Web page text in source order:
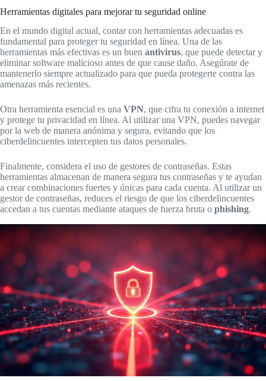
Herramientas digitales para mejorar tu seguridad online
En el mundo digital actual, contar con herramientas adecuadas es
fundamental para proteger tu seguridad en línea. Una de las
herramientas más efectivas es un buen antivirus, que puede detectar y
eliminar software malicioso antes de que cause daño. Asegúrate de
mantenerlo siempre actualizado para que pueda protegerte contra las
amenazas más recientes.
Otra herramienta esencial es una VPN, que cifra tu conexión a internet
y protege tu privacidad en línea. Al utilizar una VPN, puedes navegar
por la web de manera anónima y segura, evitando que los
ciberdelincuentes intercepten tus datos personales.
Finalmente, considera el uso de gestores de contraseñas. Estas
herramientas almacenan de manera segura tus contraseñas y te ayudan
a crear combinaciones fuertes y únicas para cada cuenta. Al utilizar un
gestor de contraseñas, reduces el riesgo de que los ciberdelincuentes
accedan a tus cuentas mediante ataques de fuerza bruta o phishing.